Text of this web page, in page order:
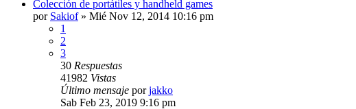
Colección de portátiles y handheld games
por Sakiof» Mié Nov 12, 2014 10:16 pm
1
2
3
30 Respuestas
41982 Vistas
Último mensaje porjakko
Sab Feb 23, 2019 9:16 pm